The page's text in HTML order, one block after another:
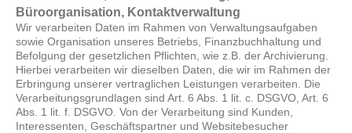
Büroorganisation, Kontaktverwaltung
Wir verarbeiten Daten im Rahmen von Verwaltungsaufgaben
sowie Organisation unseres Betriebs, Finanzbuchhaltung und
Befolgung der gesetzlichen Pflichten, wie z.B. der Archivierung.
Hierbei verarbeiten wir dieselben Daten, die wir im Rahmen der
Erbringung unserer vertraglichen Leistungen verarbeiten. Die
Verarbeitungsgrundlagen sind Art. 6 Abs. 1 lit. c. DSGVO, Art. 6
Abs. 1 lit. f. DSGVO. Von der Verarbeitung sind Kunden,
Interessenten, Geschäftspartner und Websitebesucher